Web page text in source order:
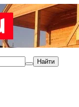
Найти